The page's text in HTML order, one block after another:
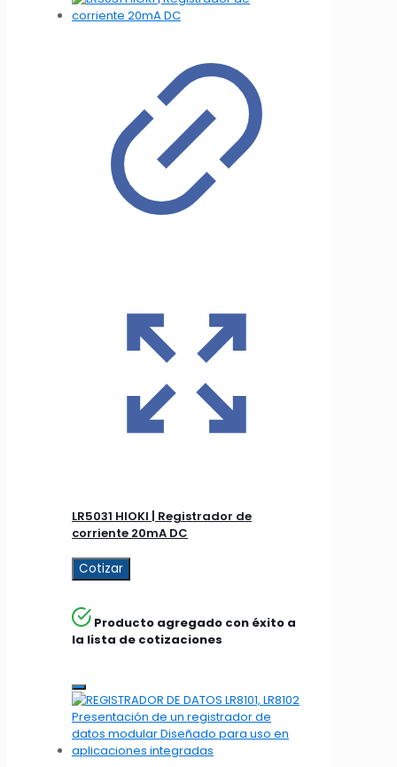
LR5031 HIOKI | Registrador de
corriente 20mA DC
Cotizar
Producto agregado con éxito a
la lista de cotizaciones